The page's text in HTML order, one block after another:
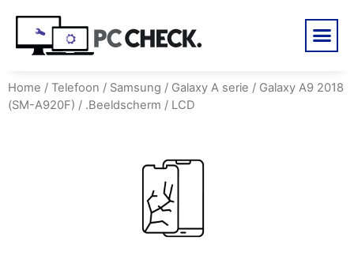
Home / Telefoon / Samsung / Galaxy A serie / Galaxy A9 2018
(SM-A920F) / .Beeldscherm / LCD